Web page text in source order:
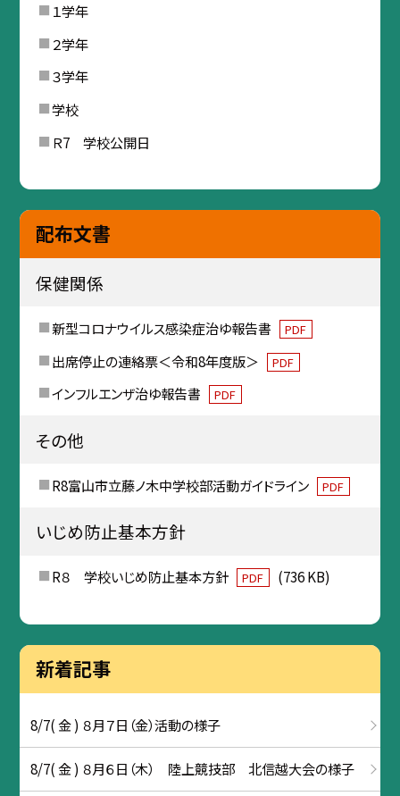
１学年
２学年
３学年
学校
Ｒ7 学校公開日
配布文書
保健関係
新型コロナウイルス感染症治ゆ報告書 PDF
出席停止の連絡票＜令和8年度版＞ PDF
インフルエンザ治ゆ報告書 PDF
その他
R8富山市立藤ノ木中学校部活動ガイドライン PDF
いじめ防止基本方針
R８ 学校いじめ防止基本方針 PDF (736 KB)
新着記事
8/7( 金 ) ８月７日（金）活動の様子
8/7( 金 ) ８月６日（木） 陸上競技部 北信越大会の様子